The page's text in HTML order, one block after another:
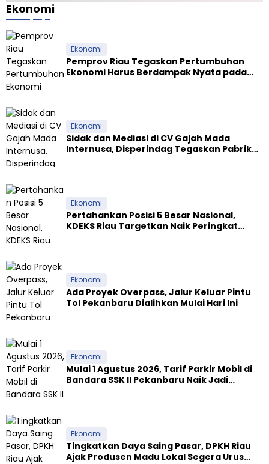
Ekonomi
Ekonomi
Pemprov Riau Tegaskan Pertumbuhan
Ekonomi Harus Berdampak Nyata pada
Ekonomi
Sidak dan Mediasi di CV Gajah Mada
Internusa, Disperindag Tegaskan Pabrik
Ekonomi
Pertahankan Posisi 5 Besar Nasional,
KDEKS Riau Targetkan Naik Peringkat
Ekonomi
Ada Proyek Overpass, Jalur Keluar Pintu
Tol Pekanbaru Dialihkan Mulai Hari Ini
Ekonomi
Mulai 1 Agustus 2026, Tarif Parkir Mobil di
Bandara SSK II Pekanbaru Naik Jadi
Ekonomi
Tingkatkan Daya Saing Pasar, DPKH Riau
Ajak Produsen Madu Lokal Segera Urus